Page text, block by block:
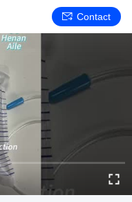
Contact